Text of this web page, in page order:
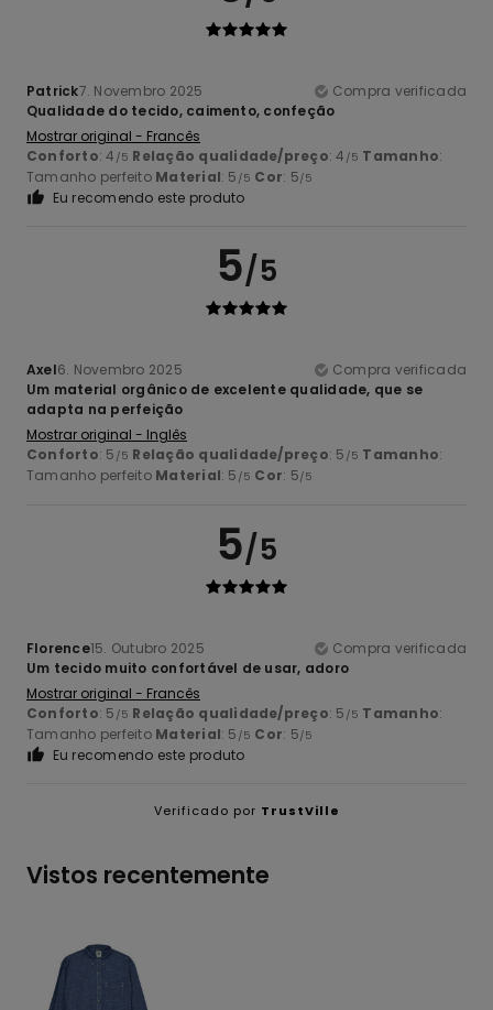
Patrick7. Novembro 2025
Compra verificada
Qualidade do tecido, caimento, confeção
Mostrar original - Francês
Conforto: 4 /5 Relação qualidade/preço: 4 /5 Tamanho:
Tamanho perfeito Material: 5 /5 Cor: 5/5
Eu recomendo este produto
5/5
Axel6. Novembro 2025
Compra verificada
Um material orgânico de excelente qualidade, que se
adapta na perfeição
Mostrar original - Inglês
Conforto: 5 /5 Relação qualidade/preço: 5 /5 Tamanho:
Tamanho perfeito Material: 5 /5 Cor: 5/5
5/5
Florence15. Outubro 2025
Compra verificada
Um tecido muito confortável de usar, adoro
Mostrar original - Francês
Conforto: 5 /5 Relação qualidade/preço: 5 /5 Tamanho:
Tamanho perfeito Material: 5 /5 Cor: 5/5
Eu recomendo este produto
Verificado por TrustVille
Vistos recentemente